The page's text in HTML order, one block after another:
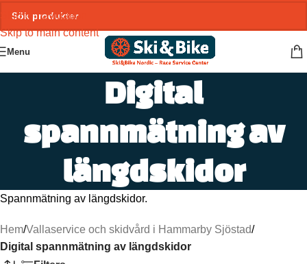
Skip to navigation
Skip to main content
Menu
Digital
spannmätning av
längdskidor
Spannmätning av längdskidor.
Hem/Vallaservice och skidvård i Hammarby Sjöstad/
Digital spannmätning av längdskidor